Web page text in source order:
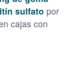
sulfato por
cajas con